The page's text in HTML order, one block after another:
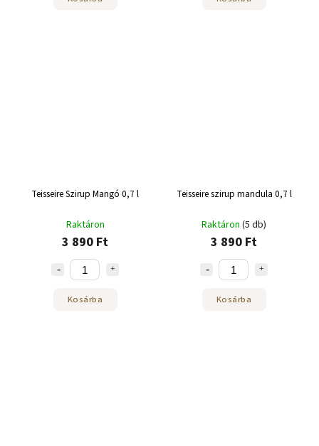
Teisseire Szirup Mangó 0,7 l
Raktáron
3 890 Ft
Kosárba
Teisseire szirup mandula 0,7 l
Raktáron (5 db)
3 890 Ft
Kosárba